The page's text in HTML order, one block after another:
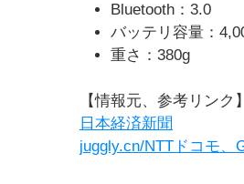
Bluetooth：3.0
バッテリ容量：
重さ：380g
【情報元、参考リンク】
日本経済新聞
juggly.cn/NTTドコモ、